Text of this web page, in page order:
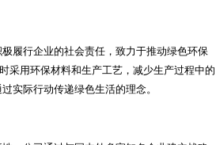
履行企业的社会责任，致力于推动绿色环保
采用环保材料和生产工艺，减少生产过程中的
实际行动传递绿色生活的理念。